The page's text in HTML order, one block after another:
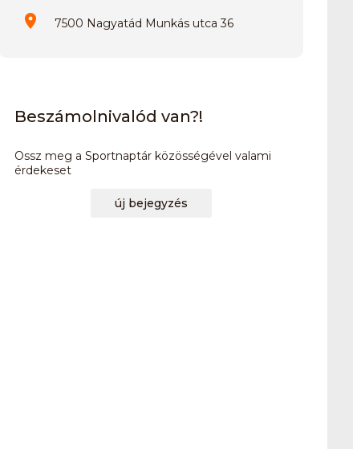
7500 Nagyatád Munkás utca 36
Beszámolnivalód van?!
Ossz meg a Sportnaptár közösségével valami
érdekeset
új bejegyzés